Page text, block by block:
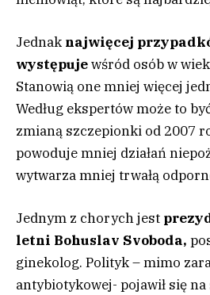
Jednak najwięcej
występujewśród osób w
Stanowią one mniej więcej
Według ekspertów może to
zmianą szczepionki od 2007
powoduje mniej działań
wytwarza mniej trwałą
Jednym z chorych jest
letni Bohuslav Svoboda,
ginekolog. Polityk – mimo
antybiotykowej- pojawił się